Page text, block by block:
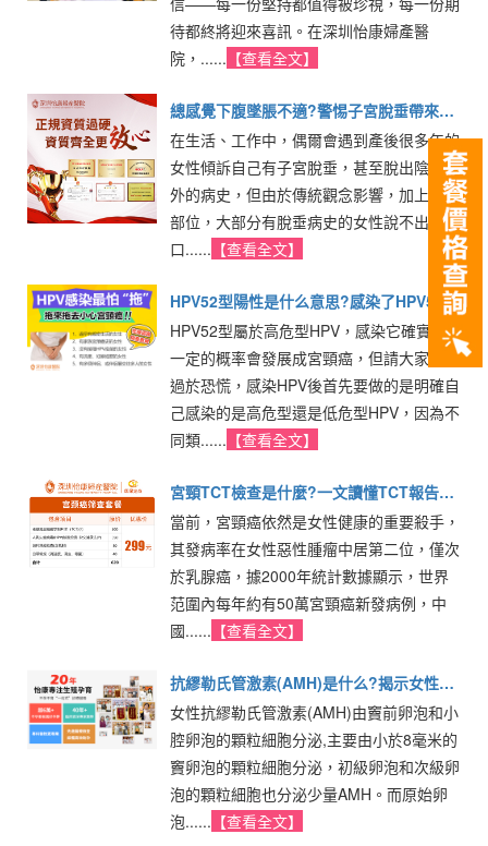
待都終將迎來喜訊。在深圳怡康婦產醫
院，...... 【查看全文】
總感覺下腹墜脹不適?警惕子宮脫垂帶來的
健康隱患
在生活、工作中，偶爾會遇到產後很多年的
女性傾訴自己有子宮脫垂，甚至脫出陰道口
外的病史，但由於傳統觀念影響，加上隱私
部位，大部分有脫垂病史的女性說不出
口...... 【查看全文】
HPV52型陽性是什么意思?感染了HPV52很
嚴重嗎
HPV52型屬於高危型HPV，感染它確實有
一定的概率會發展成宮頸癌，但請大家不要
過於恐慌，感染HPV後首先要做的是明確自
己感染的是高危型還是低危型HPV，因為不
同類...... 【查看全文】
宮頸TCT檢查是什麼?一文讀懂TCT報告的
關鍵指標
當前，宮頸癌依然是女性健康的重要殺手，
其發病率在女性惡性腫瘤中居第二位，僅次
於乳腺癌，據2000年統計數據顯示，世界
范圍內每年約有50萬宮頸癌新發病例，中
國...... 【查看全文】
抗繆勒氏管激素(AMH)是什么?揭示女性卵
巢功能的關鍵指標
女性抗繆勒氏管激素(AMH)由竇前卵泡和小
腔卵泡的顆粒細胞分泌,主要由小於8毫米的
竇卵泡的顆粒細胞分泌，初級卵泡和次級卵
泡的顆粒細胞也分泌少量AMH。而原始卵
泡...... 【查看全文】